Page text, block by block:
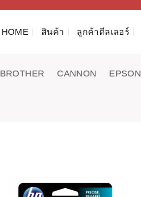
HOME สินค้า ลูกค้าดีลเลอร์
BROTHER CANNON EPSON